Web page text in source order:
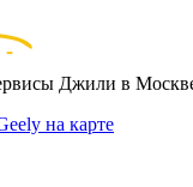
Джили в
на карте